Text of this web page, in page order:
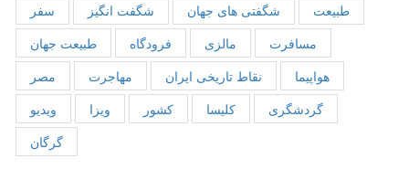
سفر
شگفت انگیز شگفتی های جهان
طبیعت
طبیعت جهان
فرودگاه مالزی
مسافرت
مصر
مهاجرت نقاط تاریخی ایران
هواپیما
ویدیو
ویزا کشور کلیسا
گردشگری
گرگان